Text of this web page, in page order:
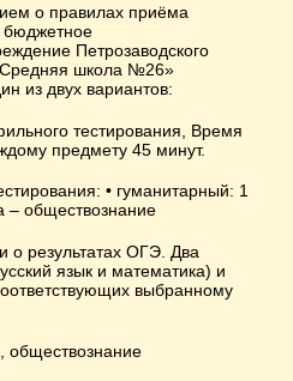
о правилах приёма
бюджетное
Петрозаводского
школа №26»
из двух вариантов:
тестирования, Время
предмету 45 минут.
• гуманитарный: 1
– обществознание
о результатах ОГЭ. Два
язык и математика) и
выбранному
обществознание